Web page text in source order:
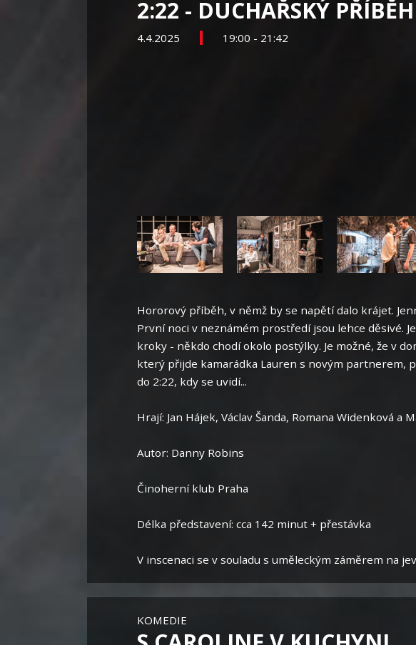
2:22 - DUCHAŘSKÝ PŘÍBĚH
4.4.2025 19:00 - 21:42
Hororový příběh, v němž by se napětí dalo krájet.
První noci v neznámém prostředí jsou lehce děsivé.
kroky - někdo chodí okolo postýlky. Je možné, že v
který přijde kamarádka Lauren s novým partnerem,
do 2:22, kdy se uvidí...
Hrají: Jan Hájek, Václav Šanda, Romana Widenková a
Autor: Danny Robins
Činoherní klub Praha
Délka představení: cca 142 minut + přestávka
V inscenaci se v souladu s uměleckým záměrem na
KOMEDIE